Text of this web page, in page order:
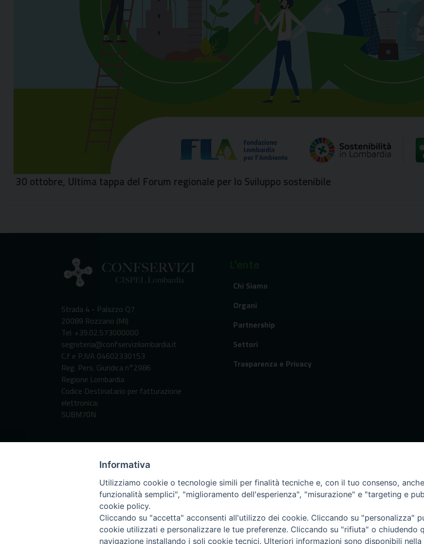
30 ottobre, Ultima tappa del Forum regionale per lo Sviluppo sostenibile
Strada 4 - Palazzo Q7
20089 Rozzano (MI)
Tel: +39.02.573000000
segreteria@confservizilombardia.it
C.f e P.IVA 04602330153
Reg. Pers. Giuridica n°2986
Regione Lombardia
Codice Destinatario per fatturazione
elettronica:
SUBM70N
Chi Siamo
Organi
Partnership
Settori
Trasparenza e Privacy
Informativa
Utilizziamo cookie o tecnologie simili per finalità tecniche e, con il tuo consenso,
funzionalità semplici", "miglioramento dell'esperienza", "misurazione" e "targeting e
cookie policy.
Cliccando su "accetta" acconsenti all'utilizzo dei cookie. Cliccando su "personalizza"
cookie utilizzati e personalizzare le tue preferenze. Cliccando su "rifiuta" o chiudendo
navigazione installando i soli cookie tecnici. Ulteriori informazioni sono disponibili nella